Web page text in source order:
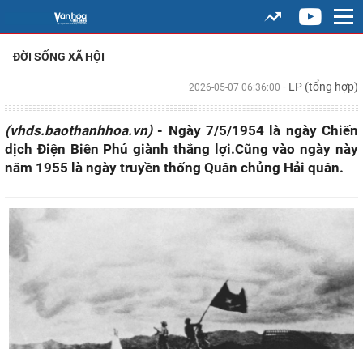
ĐỜI SỐNG XÃ HỘI
2026-05-07 06:36:00 - LP (tổng hợp)
(vhds.baothanhhoa.vn)- Ngày 7/5/1954 là ngày Chiến
dịch Điện Biên Phủ giành thắng lợi.Cũng vào ngày này
năm 1955 là ngày truyền thống Quân chủng Hải quân.